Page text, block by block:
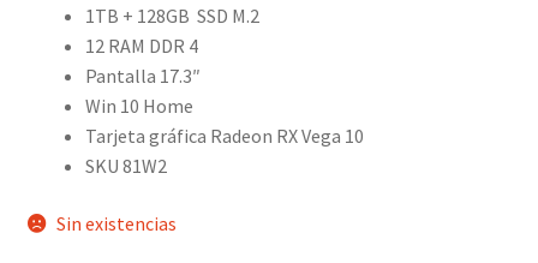
1TB + 128GB SSD M.2
12 RAM DDR 4
Pantalla 17.3″
Win 10 Home
Tarjeta gráfica Radeon RX Vega 10
SKU 81W2
Sin existencias